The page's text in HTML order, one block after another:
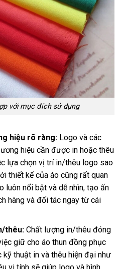
với mục đích sử dụng
hiệu rõ ràng: Logo và các
hiệu cần được in hoặc thêu
lựa chọn vị trí in/thêu logo sao
thiết kế của áo cũng rất quan
luôn nổi bật và dễ nhìn, tạo ấn
hàng và đối tác ngay từ cái
thêu: Chất lượng in/thêu đóng
giữ cho áo thun đồng phục
kỹ thuật in và thêu hiện đại như